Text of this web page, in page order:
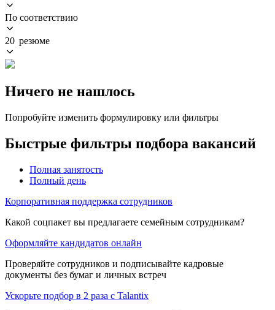
По соответствию
20 резюме
Ничего не нашлось
Попробуйте изменить формулировку или фильтры
Быстрые фильтры подбора вакансий
Полная занятость
Полный день
Корпоративная поддержка сотрудников
Какой соцпакет вы предлагаете семейным сотрудникам?
Оформляйте кандидатов онлайн
Проверяйте сотрудников и подписывайте кадровые
документы без бумаг и личных встреч
Ускорьте подбор в 2 раза с Talantix